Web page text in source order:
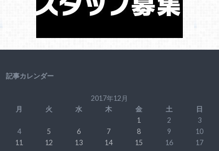
記事カレンダー
2017年12月
月
火 水 木 金 土
日
1
2
3
4
5 6 7 8 9
10
11
12 13 14 15 16
17